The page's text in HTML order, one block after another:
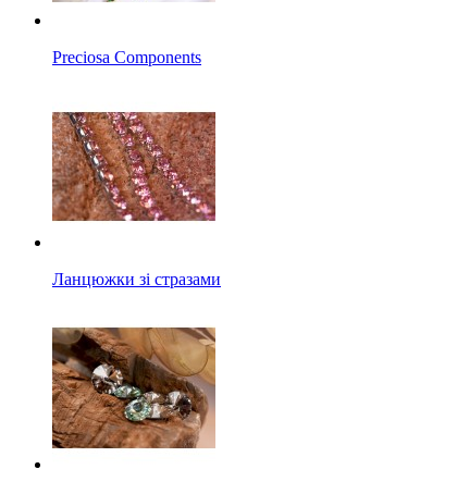
Preciosa Components
Ланцюжки зі стразами